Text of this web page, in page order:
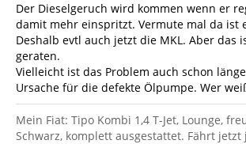
Der Dieselgeruch wird kommen wenn er
damit mehr einspritzt. Vermute mal da ist
Deshalb evtl auch jetzt die MKL. Aber das
geraten.
Vielleicht ist das Problem auch schon
Ursache für die defekte Ölpumpe. Wer
Mein Fiat: Tipo Kombi 1,4 T-Jet, Lounge,
Schwarz, komplett ausgestattet. Fährt